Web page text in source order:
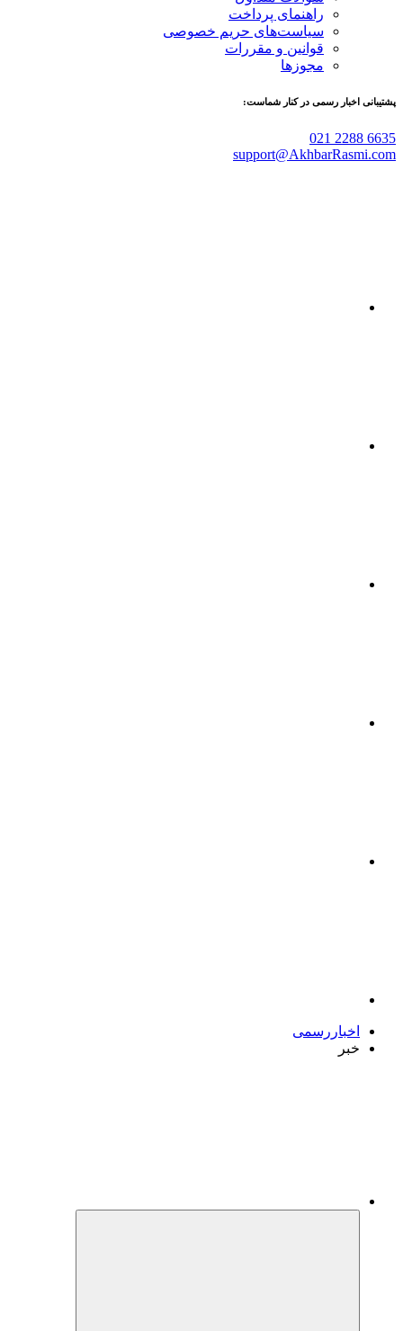
راهنمای پرداخت
سیاست‌های حریم خصوصی
قوانین و مقررات
مجوزها
پشتیبانی اخبار رسمی در کنار شماست:
021 2288 6635
support@AkhbarRasmi.com
اخباررسمی
خبر